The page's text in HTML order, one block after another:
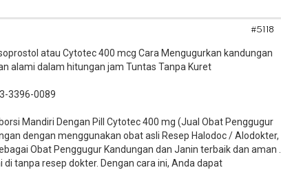
#5118
atau Cytotec 400 mcg Cara Mengugurkan kandungan
alami dalam hitungan jam Tuntas Tanpa Kuret
3396-0089​
Mandiri Dengan Pill Cytotec 400 mg (Jual Obat Penggugur
dengan menggunakan obat asli Resep Halodoc / Alodokter,
Obat Penggugur Kandungan dan Janin terbaik dan aman .
tanpa resep dokter. Dengan cara ini, Anda dapat